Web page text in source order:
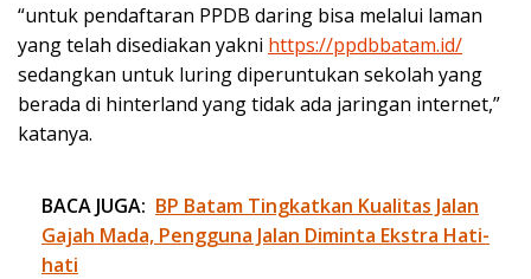
“untuk pendaftaran PPDB daring bisa melalui laman
yang telah disediakan yakni https://ppdbbatam.id/
sedangkan untuk luring diperuntukan sekolah yang
berada di hinterland yang tidak ada jaringan internet,”
katanya.
BACA JUGA: BP Batam Tingkatkan Kualitas Jalan
Gajah Mada, Pengguna Jalan Diminta Ekstra Hati-
hati